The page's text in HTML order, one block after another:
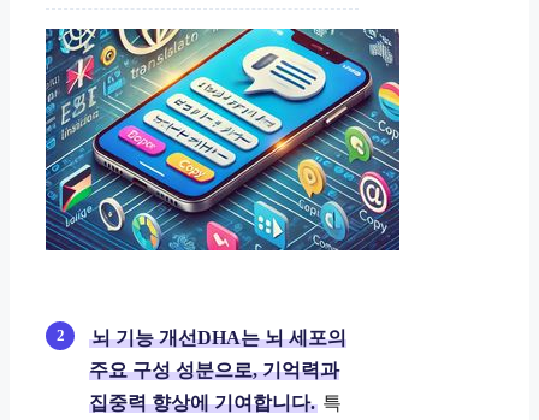
뇌 기능 개선DHA는 뇌 세포의
주요 구성 성분으로, 기억력과
집중력 향상에 기여합니다. 특